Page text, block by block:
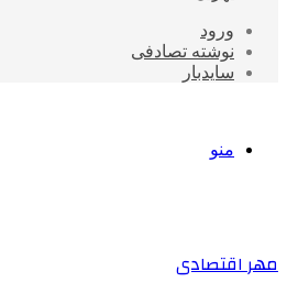
ورود
نوشته تصادفی
سایدبار
منو
مهر اقتصادی